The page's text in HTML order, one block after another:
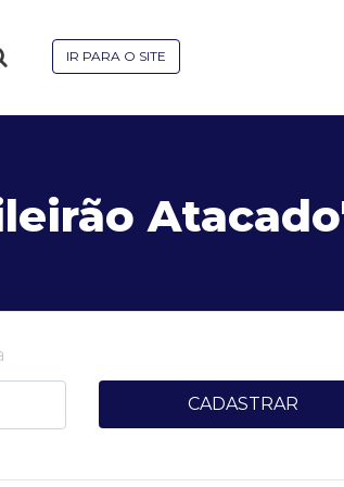
IR PARA O SITE
CADASTRAR